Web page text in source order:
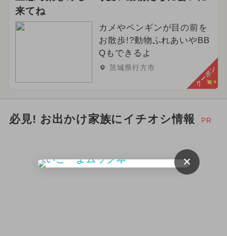
来てね
カメやペンギンが目の前を
お散歩!?動物ふれあいやBB
Qもできるよ
茨城県行方市 クーポン
必見! お出かけ家族にイチオシ情報 PR
×